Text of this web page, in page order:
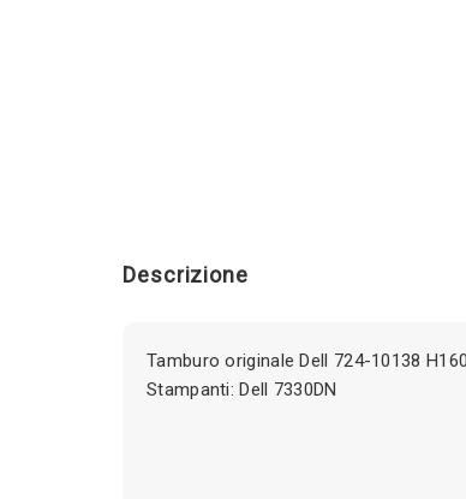
Descrizione
Tamburo originale Dell 724-10138
Stampanti: Dell 7330DN